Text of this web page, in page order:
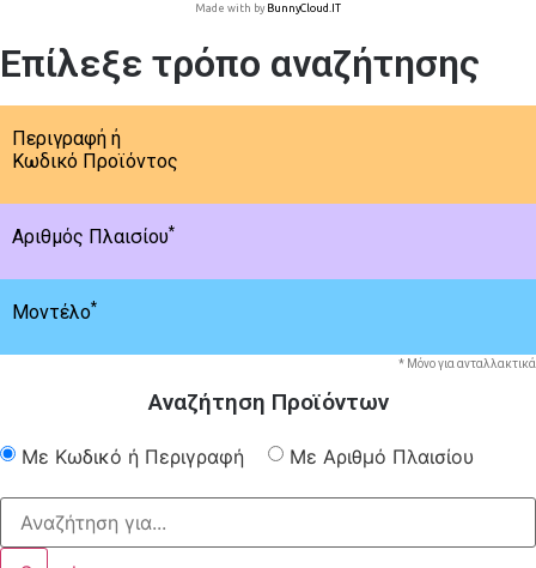
Made with by BunnyCloud.IT
Επίλεξε τρόπο αναζήτησης
Περιγραφή ή
Κωδικό Προϊόντος
Αριθμός Πλαισίου*
Μοντέλο*
* Μόνο για ανταλλακτικά
Αναζήτηση Προϊόντων
Με Κωδικό ή Περιγραφή Με Αριθμό Πλαισίου